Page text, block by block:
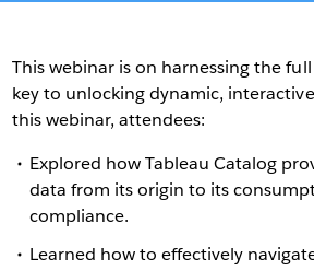
This webinar is on harnessing the
key to unlocking dynamic,
this webinar, attendees:
Explored how Tableau Catalog
data from its origin to its
compliance.
Learned how to effectively